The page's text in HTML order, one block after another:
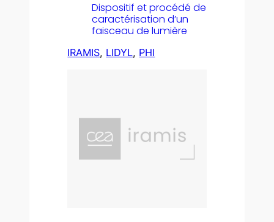
Dispositif et procédé de
caractérisation d’un
faisceau de lumière
IRAMIS, LIDYL, PHI